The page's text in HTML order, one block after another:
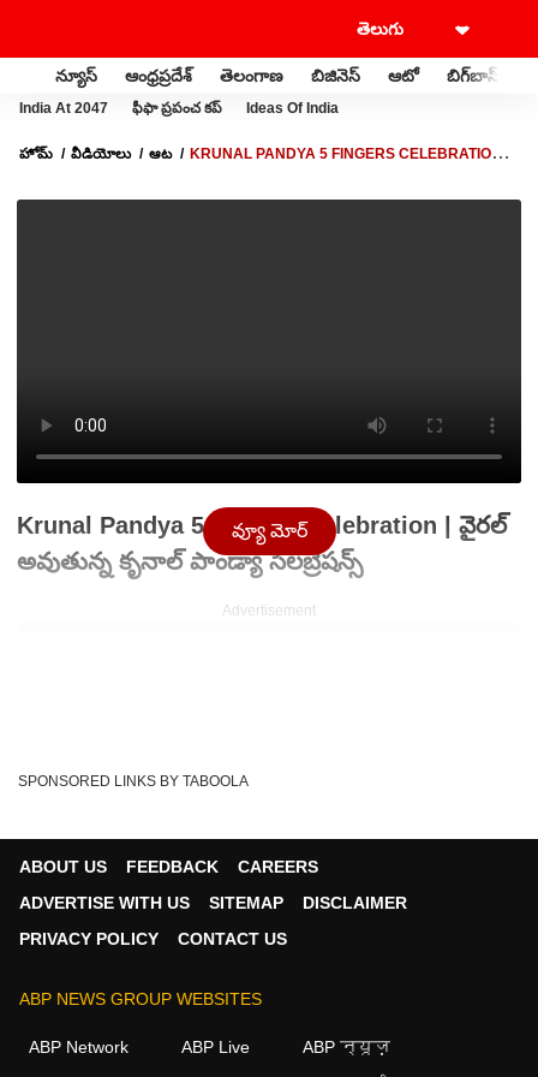
న్యూస్ ఆంధ్రప్రదేశ్ తెలంగాణ బిజినెస్ ఆటో బిగ్‌బాస్
India At 2047 ఫీఫా ప్రపంచ కప్ Ideas Of India
హోమ్ వీడియోలు ఆట
KRUNAL PANDYA 5 FINGERS CELEBRATION |
Krunal Pandya 5 Fingers Celebration | వైరల్
అవుతున్న కృనాల్ పాండ్యా సెలబ్రేషన్స్
Advertisement
02 Jun 2026 12:43 PM (IST)
వ్యూ మోర్
SPONSORED LINKS BY TABOOLA
ABOUT US FEEDBACK
CAREERS
ADVERTISE WITH US
SITEMAP
DISCLAIMER
PRIVACY POLICY
CONTACT US
ABP NEWS GROUP WEBSITES
ABP Network ABP Live
ABP न्यूज़